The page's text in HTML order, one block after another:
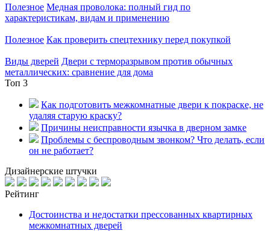
Полезное Медная проволока: полный гид по
характеристикам, видам и применению
Полезное Как проверить спецтехнику перед покупкой
Виды дверей Двери с терморазрывом против обычных
металлических: сравнение для дома
Топ 3
Как подготовить межкомнатные двери к покраске, не
удаляя старую краску?
Причины неисправности язычка в дверном замке
Проблемы с беспроводным звонком? Что делать, если
он не работает?
Дизайнерские штучки
Рейтинг
Достоинства и недостатки прессованных квартирных
межкомнатных дверей